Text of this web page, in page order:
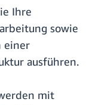
Ihre
sowie
einer
ausführen.
mit